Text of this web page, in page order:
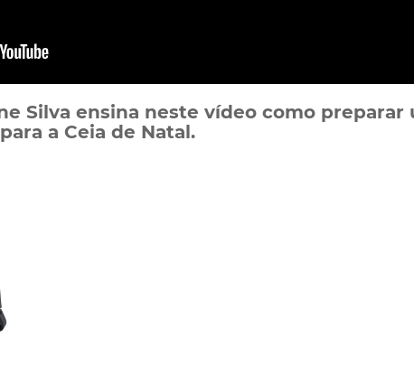
Silva ensina neste vídeo como preparar
a Ceia de Natal.